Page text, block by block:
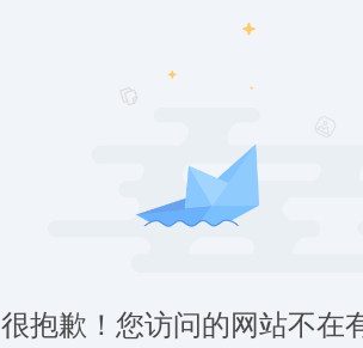
很抱歉！您访问的网站不在